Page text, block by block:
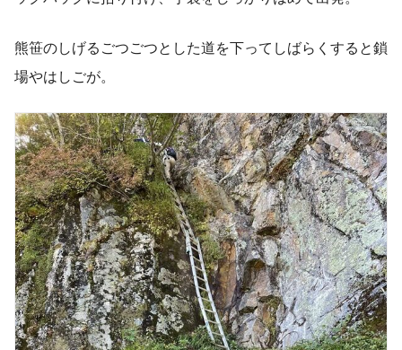
熊笹のしげるごつごつとした道を下ってしばらくすると鎖
場やはしごが。